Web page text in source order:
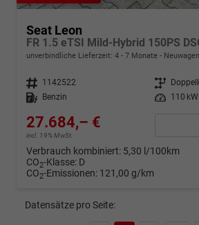
Seat Leon
unverbindliche Lieferzeit: 4 - 7 Monate Neuwagen
Fahrzeugnr. 1142522 Getriebe
Kraftstoff
Benzin Leistung 110
27.684,– €
incl. 19% MwSt.
Verbrauch kombiniert: 5,30 l/100km
CO2-Klasse: D
CO2-Emissionen: 121,00 g/km
Datensätze pro Seite: